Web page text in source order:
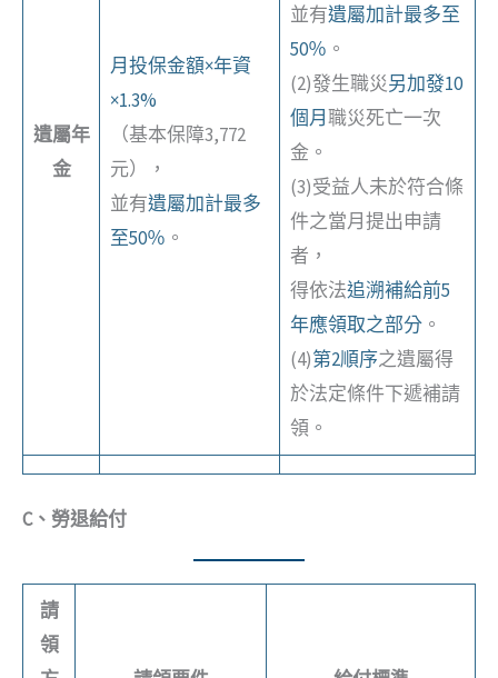
遺屬年
金
月投保金額×年資
×1.3%
（基本保障3,772
元），
並有遺屬加計最多
至50％ 。
並有遺屬加計最多至
50％ 。
(2)發生職災另加發10
個月職災死亡一次
金。
(3)受益人未於符合條
件之當月提出申請
者，
得依法追溯補給前5
年應領取之部分。
(4)第2順序之遺屬得
於法定條件下遞補請
領。
C、勞退給付
請
領